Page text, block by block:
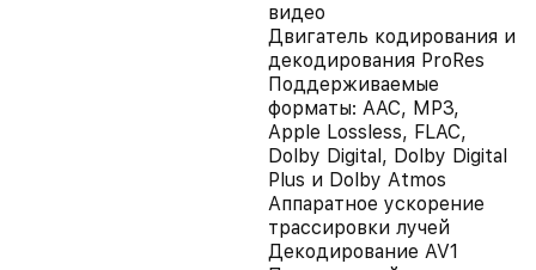
видео
Двигатель кодирования и
декодирования ProRes
Поддерживаемые
форматы: AAC, MP3,
Apple Lossless, FLAC,
Dolby Digital, Dolby Digital
Plus и Dolby Atmos
Аппаратное ускорение
трассировки лучей
Декодирование AV1